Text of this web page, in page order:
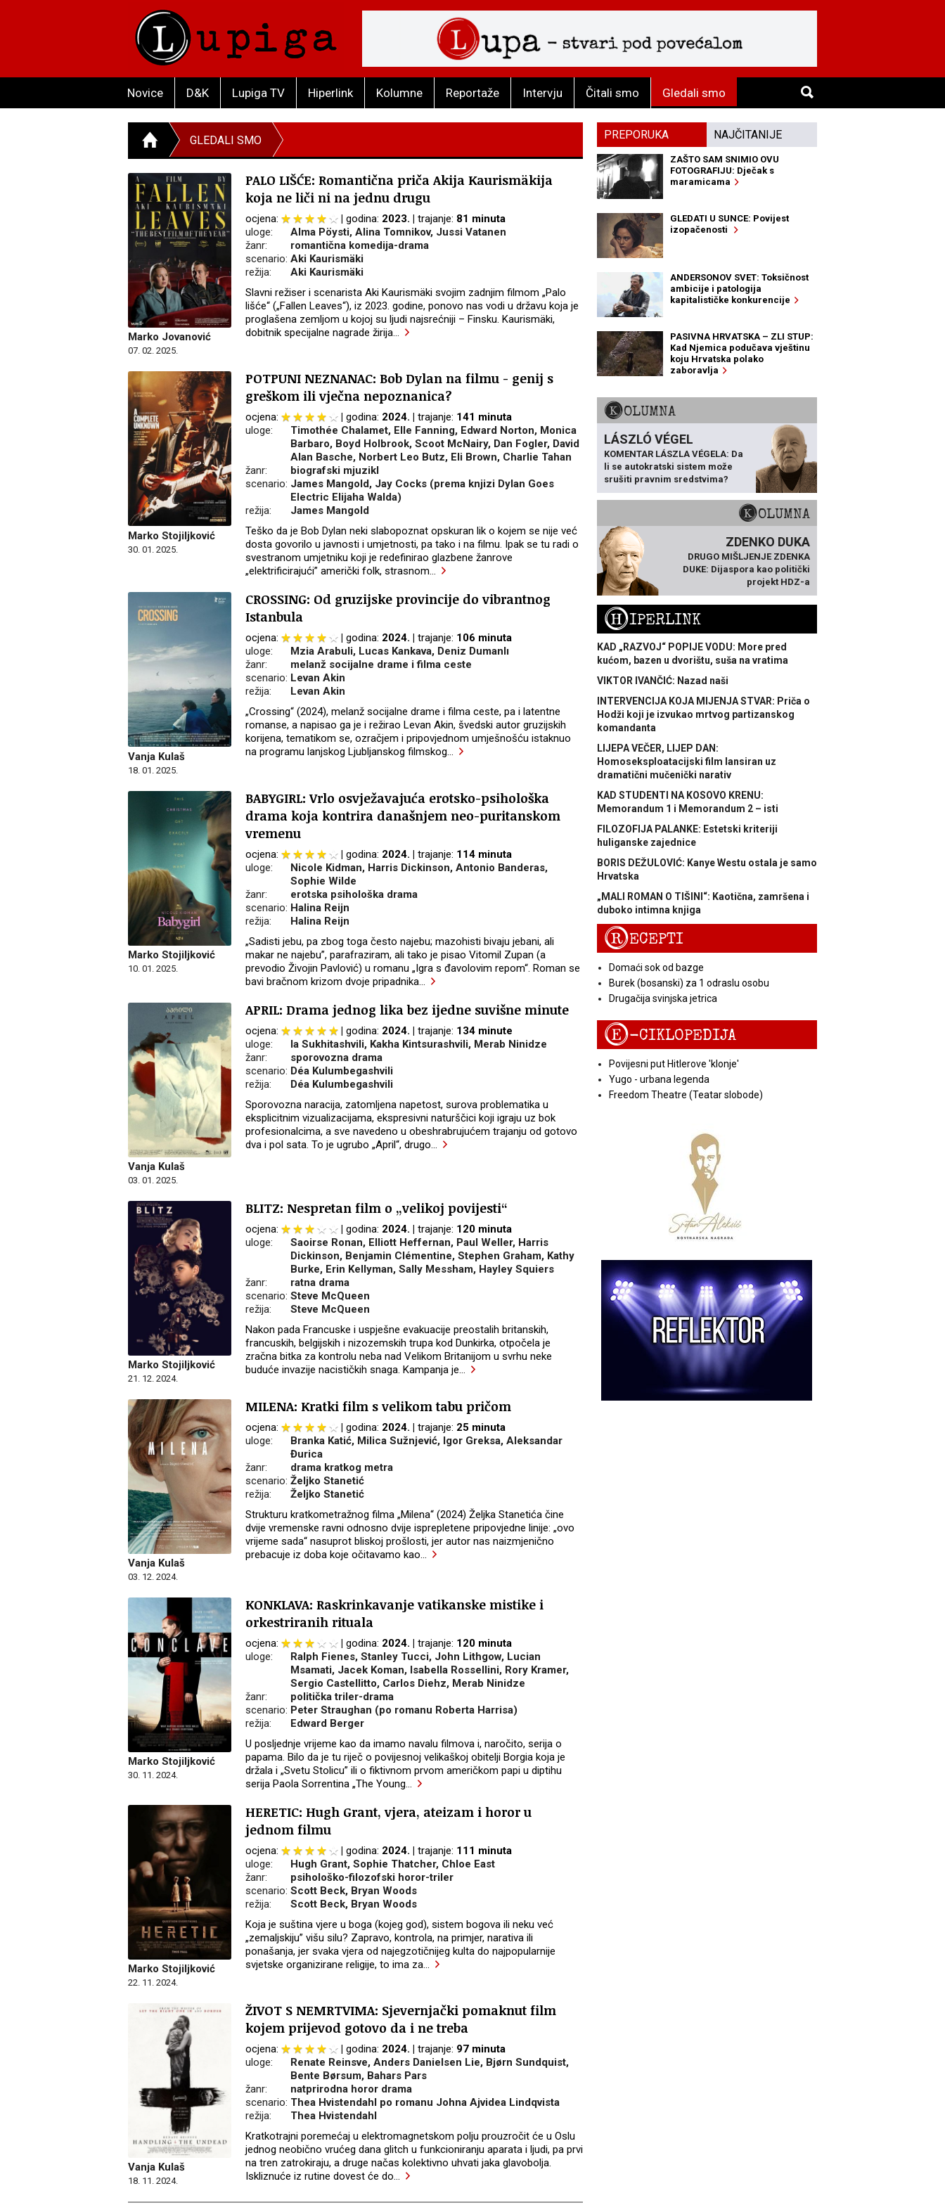
Novice D&K Lupiga TV Hiperlink Kolumne Reportaže Intervju Čitali smo Gledali smo
GLEDALI SMO
Marko Jovanović
07. 02. 2025.
PALO LIŠĆE: Romantična priča Akija Kaurismäkija
koja ne liči ni na jednu drugu
ocjena: godina: 2023. trajanje: 81 minuta
uloge:
Alma Pöysti, Alina Tomnikov, Jussi Vatanen
žanr:
romantična komedija-drama
scenario: Aki Kaurismäki
režija:
Aki Kaurismäki
Slavni režiser i scenarista Aki Kaurismäki svojim zadnjim filmom „Palo
lišće“ („Fallen Leaves“), iz 2023. godine, ponovo nas vodi u državu koja je
proglašena zemljom u kojoj su ljudi najsrećniji – Finsku. Kaurismäki,
dobitnik specijalne nagrade žirija…
Marko Stojiljković
30. 01. 2025.
POTPUNI NEZNANAC: Bob Dylan na filmu - genij s
greškom ili vječna nepoznanica?
ocjena: godina: 2024. trajanje: 141 minuta
uloge:
Timothée Chalamet, Elle Fanning, Edward Norton, Monica
Barbaro, Boyd Holbrook, Scoot McNairy, Dan Fogler, David
Alan Basche, Norbert Leo Butz, Eli Brown, Charlie Tahan
žanr:
biografski mjuzikl
scenario: James Mangold, Jay Cocks (prema knjizi Dylan Goes
Electric Elijaha Walda)
režija:
James Mangold
Teško da je Bob Dylan neki slabopoznat opskuran lik o kojem se nije već
dosta govorilo u javnosti i umjetnosti, pa tako i na filmu. Ipak se tu radi o
svestranom umjetniku koji je redefinirao glazbene žanrove
„elektrificirajući” američki folk, strasnom…
Vanja Kulaš
18. 01. 2025.
CROSSING: Od gruzijske provincije do vibrantnog
Istanbula
ocjena: godina: 2024. trajanje: 106 minuta
uloge:
Mzia Arabuli, Lucas Kankava, Deniz Dumanlı
žanr:
melanž socijalne drame i filma ceste
scenario: Levan Akin
režija:
Levan Akin
„Crossing“ (2024), melanž socijalne drame i filma ceste, pa i latentne
romanse, a napisao ga je i režirao Levan Akin, švedski autor gruzijskih
korijena, tematikom se, ozračjem i pripovjednom umješnošću istaknuo
na programu lanjskog Ljubljanskog filmskog…
Marko Stojiljković
10. 01. 2025.
BABYGIRL: Vrlo osvježavajuća erotsko-psihološka
drama koja kontrira današnjem neo-puritanskom
vremenu
ocjena: godina: 2024. trajanje: 114 minuta
uloge:
Nicole Kidman, Harris Dickinson, Antonio Banderas,
Sophie Wilde
žanr:
erotska psihološka drama
scenario: Halina Reijn
režija:
Halina Reijn
„Sadisti jebu, pa zbog toga često najebu; mazohisti bivaju jebani, ali
makar ne najebu”, parafraziram, ali tako je pisao Vitomil Zupan (a
prevodio Živojin Pavlović) u romanu „Igra s đavolovim repom“. Roman se
bavi bračnom krizom dvoje pripadnika…
Vanja Kulaš
03. 01. 2025.
APRIL: Drama jednog lika bez ijedne suvišne minute
ocjena: godina: 2024. trajanje: 134 minute
uloge:
Ia Sukhitashvili, Kakha Kintsurashvili, Merab Ninidze
žanr:
sporovozna drama
scenario: Déa Kulumbegashvili
režija:
Déa Kulumbegashvili
Sporovozna naracija, zatomljena napetost, surova problematika u
eksplicitnim vizualizacijama, ekspresivni naturščici koji igraju uz bok
profesionalcima, a sve navedeno u obeshrabrujućem trajanju od gotovo
dva i pol sata. To je ugrubo „April“, drugo
Marko Stojiljković
21. 12. 2024.
BLITZ: Nespretan film o „velikoj povijesti“
ocjena: godina: 2024. trajanje: 120 minuta
uloge:
Saoirse Ronan, Elliott Heffernan, Paul Weller, Harris
Dickinson, Benjamin Clémentine, Stephen Graham, Kathy
Burke, Erin Kellyman, Sally Messham, Hayley Squiers
žanr:
ratna drama
scenario: Steve McQueen
režija:
Steve McQueen
Nakon pada Francuske i uspješne evakuacije preostalih britanskih,
francuskih, belgijskih i nizozemskih trupa kod Dunkirka, otpočela je
zračna bitka za kontrolu neba nad Velikom Britanijom u svrhu neke
buduće invazije nacističkih snaga. Kampanja je…
Vanja Kulaš
03. 12. 2024.
MILENA: Kratki film s velikom tabu pričom
ocjena: godina: 2024. trajanje: 25 minuta
uloge:
Branka Katić, Milica Sužnjević, Igor Greksa, Aleksandar
Đurica
žanr:
drama kratkog metra
scenario: Željko Stanetić
režija:
Željko Stanetić
Strukturu kratkometražnog filma „Milena“ (2024) Željka Stanetića čine
dvije vremenske ravni odnosno dvije isprepletene pripovjedne linije: „ovo
vrijeme sada“ nasuprot bliskoj prošlosti, jer autor nas naizmjenično
prebacuje iz doba koje očitavamo kao…
Marko Stojiljković
30. 11. 2024.
KONKLAVA: Raskrinkavanje vatikanske mistike i
orkestriranih rituala
ocjena: godina: 2024. trajanje: 120 minuta
uloge:
Ralph Fienes, Stanley Tucci, John Lithgow, Lucian
Msamati, Jacek Koman, Isabella Rossellini, Rory Kramer,
Sergio Castellitto, Carlos Diehz, Merab Ninidze
žanr:
politička triler-drama
scenario: Peter Straughan (po romanu Roberta Harrisa)
režija:
Edward Berger
U posljednje vrijeme kao da imamo navalu filmova i, naročito, serija o
papama. Bilo da je tu riječ o povijesnoj velikaškoj obitelji Borgia koja je
držala i „Svetu Stolicu” ili o fiktivnom prvom američkom papi u diptihu
serija Paola Sorrentina „The Young…
Marko Stojiljković
22. 11. 2024.
HERETIC: Hugh Grant, vjera, ateizam i horor u
jednom filmu
ocjena: godina: 2024. trajanje: 111 minuta
uloge:
Hugh Grant, Sophie Thatcher, Chloe East
žanr:
psihološko-filozofski horor-triler
scenario: Scott Beck, Bryan Woods
režija:
Scott Beck, Bryan Woods
Koja je suština vjere u boga (kojeg god), sistem bogova ili neku već
„zemaljskiju” višu silu? Zapravo, kontrola, na primjer, narativa ili
ponašanja, jer svaka vjera od najegzotičnijeg kulta do najpopularnije
svjetske organizirane religije, to ima za…
Vanja Kulaš
18. 11. 2024.
ŽIVOT S NEMRTVIMA: Sjevernjački pomaknut film
kojem prijevod gotovo da i ne treba
ocjena: godina: 2024. trajanje: 97 minuta
uloge:
Renate Reinsve, Anders Danielsen Lie, Bjørn Sundquist,
Bente Børsum, Bahars Pars
žanr:
natprirodna horor drama
scenario: Thea Hvistendahl po romanu Johna Ajvidea Lindqvista
režija:
Thea Hvistendahl
Kratkotrajni poremećaj u elektromagnetskom polju prouzročit će u Oslu
jednog neobično vrućeg dana glitch u funkcioniranju aparata i ljudi, pa prvi
na tren zatrokiraju, a druge načas kolektivno uhvati jaka glavobolja.
Iskliznuće iz rutine dovest će do…
PREPORUKA NAJČITANIJE
ZAŠTO SAM SNIMIO OVU
FOTOGRAFIJU: Dječak s
maramicama
GLEDATI U SUNCE: Povijest
izopačenosti
ANDERSONOV SVET: Toksičnost
ambicije i patologija
kapitalističke konkurencije
PASIVNA HRVATSKA – ZLI STUP:
Kad Njemica podučava vještinu
koju Hrvatska polako
zaboravlja
KOLUMNA
LÁSZLÓ VÉGEL
KOMENTAR LÁSZLA VÉGELA: Da
li se autokratski sistem može
srušiti pravnim sredstvima?
KOLUMNA
ZDENKO DUKA
DRUGO MIŠLJENJE ZDENKA
DUKE: Dijaspora kao politički
projekt HDZ-a
HIPERLINK
KAD „RAZVOJ“ POPIJE VODU: More pred
kućom, bazen u dvorištu, suša na vratima
VIKTOR IVANČIĆ: Nazad naši
INTERVENCIJA KOJA MIJENJA STVAR: Priča o
Hodži koji je izvukao mrtvog partizanskog
komandanta
LIJEPA VEČER, LIJEP DAN:
Homoseksploatacijski film lansiran uz
dramatični mučenički narativ
KAD STUDENTI NA KOSOVO KRENU:
Memorandum 1 i Memorandum 2 – isti
FILOZOFIJA PALANKE: Estetski kriteriji
huliganske zajednice
BORIS DEŽULOVIĆ: Kanye Westu ostala je samo
Hrvatska
„MALI ROMAN O TIŠINI“: Kaotična, zamršena i
duboko intimna knjiga
RECEPTI
Domaći sok od bazge
Burek (bosanski) za 1 odraslu osobu
Drugačija svinjska jetrica
E-CIKLOPEDIJA
Povijesni put Hitlerove 'klonje'
Yugo - urbana legenda
Freedom Theatre (Teatar slobode)